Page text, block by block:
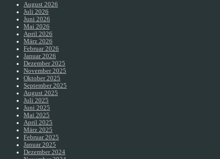
August 2026
Juli 2026
Juni 2026
Mai 2026
April 2026
März 2026
Februar 2026
Januar 2026
Dezember 2025
November 2025
Oktober 2025
September 2025
August 2025
Juli 2025
Juni 2025
Mai 2025
April 2025
März 2025
Februar 2025
Januar 2025
Dezember 2024